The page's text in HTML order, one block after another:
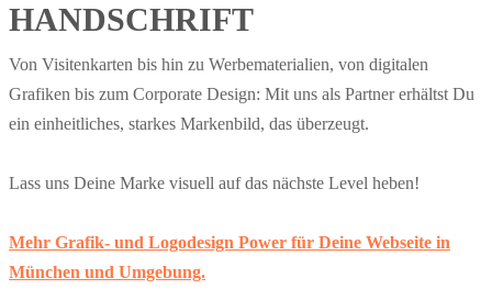
HANDSCHRIFT
Von Visitenkarten bis hin zu Werbematerialien, von digitalen
Grafiken bis zum Corporate Design: Mit uns als Partner erhältst Du
ein einheitliches, starkes Markenbild, das überzeugt.
Lass uns Deine Marke visuell auf das nächste Level heben!
Mehr Grafik- und Logodesign Power für Deine Webseite in
München und Umgebung.